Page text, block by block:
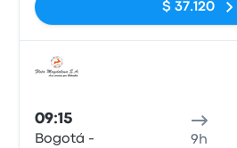
$ 37.120
09:15
Bogotá -
9h